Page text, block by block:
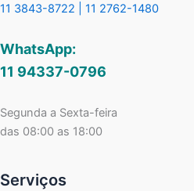
11 3843-8722 | 11 2762-1480
WhatsApp:
11 94337-0796
Segunda a Sexta-feira
das 08:00 as 18:00
Serviços